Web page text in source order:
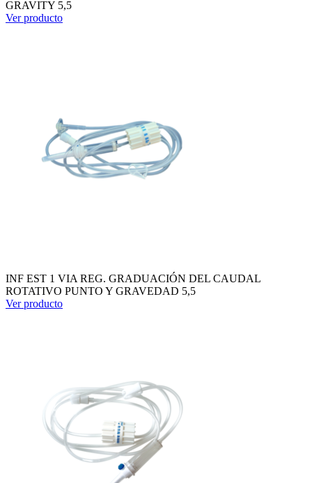
GRAVITY 5,5
Ver producto
INF EST 1 VIA REG. GRADUACIÓN DEL CAUDAL
ROTATIVO PUNTO Y GRAVEDAD 5,5
Ver producto